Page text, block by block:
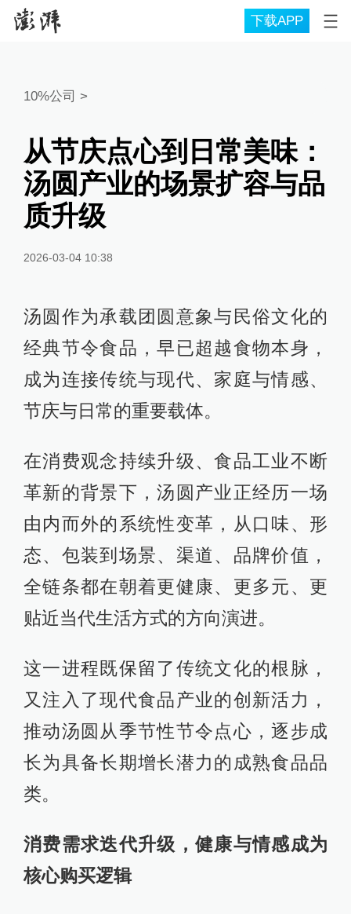
下载APP
10%公司 >
从节庆点心到日常美味：
汤圆产业的场景扩容与品
质升级
2026-03-04 10:38
汤圆作为承载团圆意象与民俗文化的
经典节令食品，早已超越食物本身，
成为连接传统与现代、家庭与情感、
节庆与日常的重要载体。
在消费观念持续升级、食品工业不断
革新的背景下，汤圆产业正经历一场
由内而外的系统性变革，从口味、形
态、包装到场景、渠道、品牌价值，
全链条都在朝着更健康、更多元、更
贴近当代生活方式的方向演进。
这一进程既保留了传统文化的根脉，
又注入了现代食品产业的创新活力，
推动汤圆从季节性节令点心，逐步成
长为具备长期增长潜力的成熟食品品
类。
消费需求迭代升级，健康与情感成为
核心购买逻辑